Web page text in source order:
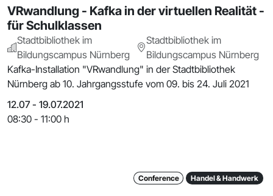
VRwandlung - Kafka in der virtuellen Realität -
für Schulklassen
Stadtbibliothek im
Bildungscampus Nürnberg
Stadtbibliothek im
Bildungscampus Nürnberg
Kafka-Installation "VRwandlung" in der Stadtbibliothek
Nürnberg ab 10. Jahrgangsstufe vom 09. bis 24. Juli 2021
12.07 - 19.07.2021
08:30 - 11:00 h
Conference Handel & Handwerk